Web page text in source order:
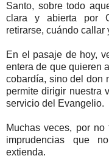
Santo, sobre todo
clara y abierta por
retirarse, cuándo callar
En el pasaje de hoy,
entera de que quieren
cobardía, sino del don
permite dirigir nuestra
servicio del Evangelio.
Muchas veces, por no
imprudencias que
extienda.